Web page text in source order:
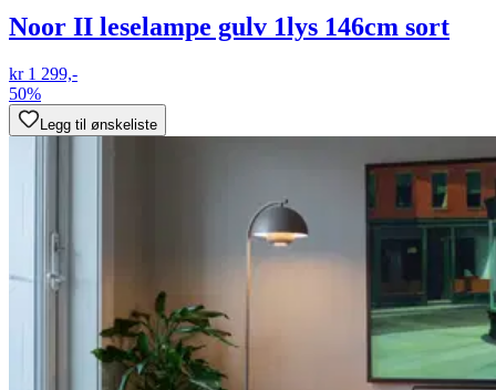
Noor II leselampe gulv 1lys 146cm sort
kr 1 299,-
50%
Legg til ønskeliste